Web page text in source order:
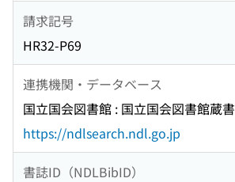
請求記号
HR32-P69
連携機関・データベース
国立国会図書館 : 国立国会図書館蔵書
https://ndlsearch.ndl.go.jp
書誌ID（NDLBibID）